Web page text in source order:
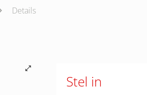
Details
Stel in